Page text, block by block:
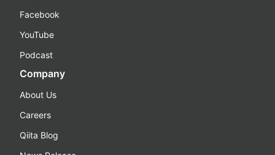
Facebook
YouTube
Podcast
Company
About Us
Careers
Qiita Blog